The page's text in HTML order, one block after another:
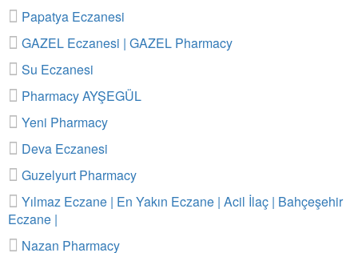
Papatya Eczanesi
GAZEL Eczanesi | GAZEL Pharmacy
Su Eczanesi
Pharmacy AYŞEGÜL
Yeni Pharmacy
Deva Eczanesi
Guzelyurt Pharmacy
Yılmaz Eczane | En Yakın Eczane | Acil İlaç | Bahçeşehir
Eczane |
Nazan Pharmacy